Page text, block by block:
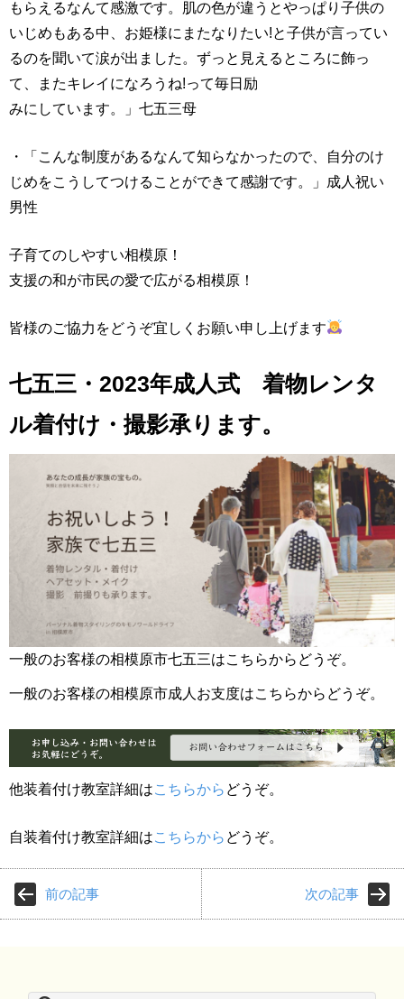
もらえるなんて感激です。肌の色が違うとやっぱり子供の
いじめもある中、お姫様にまたなりたい!と子供が言ってい
るのを聞いて涙が出ました。ずっと見えるところに飾っ
て、またキレイになろうね!って毎日励
みにしています。」七五三母
・「こんな制度があるなんて知らなかったので、自分のけ
じめをこうしてつけることができて感謝です。」成人祝い
男性
子育てのしやすい相模原！
支援の和が市民の愛で広がる相模原！
皆様のご協力をどうぞ宜しくお願い申し上げます
七五三・2023年成人式 着物レンタ
ル着付け・撮影承ります。
一般のお客様の相模原市七五三はこちらからどうぞ。
一般のお客様の相模原市成人お支度はこちらからどうぞ。
他装着付け教室詳細はこちらから どうぞ。
自装着付け教室詳細はこちらから どうぞ。
前の記事 次の記事
索: